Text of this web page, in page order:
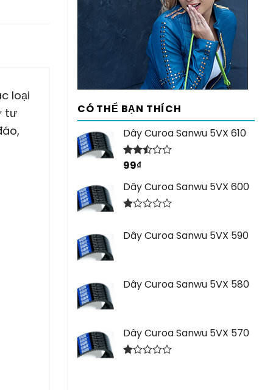
CÓ THỂ BẠN THÍCH
Dây Curoa Sanwu 5VX 610
Được
hạng
2.44
5 sao
99₫
Dây Curoa Sanwu 5VX 600
hạng
Dây Curoa Sanwu 5VX 590
Dây Curoa Sanwu 5VX 580
Dây Curoa Sanwu 5VX 570
loại
tư